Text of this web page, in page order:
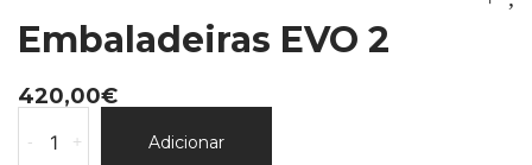
Embaladeiras EVO 2
420,00€
-
de
+ Adicionar